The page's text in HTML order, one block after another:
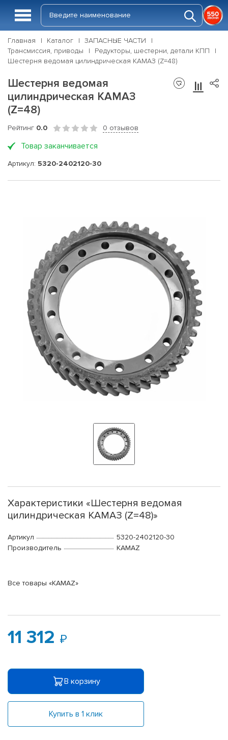
Главная Каталог
ЗАПАСНЫЕ ЧАСТИ
Трансмиссия, приводы
Редукторы, шестерни, детали КПП
Шестерня ведомая цилиндрическая КАМАЗ (Z=48)
Шестерня ведомая
цилиндрическая КАМАЗ
(Z=48)
Рейтинг 0.0 0 отзывов
Товар заканчивается
Артикул: 5320-2402120-30
Характеристики «Шестерня ведомая
цилиндрическая КАМАЗ (Z=48)»
Артикул
5320-2402120-30
Производитель
KAMAZ
Все товары «KAMAZ»
11 312
В корзину
Купить в 1 клик